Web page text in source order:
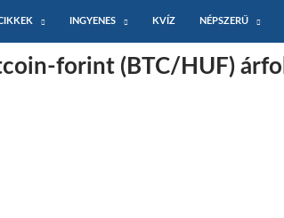
INGYENES KVÍZ NÉPSZERŰ
forint (BTC/HUF)